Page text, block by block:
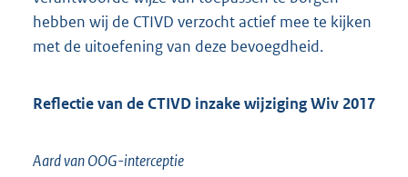
hebben wij de CTIVD verzocht actief mee te kijken
met de uitoefening van deze bevoegdheid.
Reflectie van de CTIVD inzake wijziging Wiv 2017
Aard van OOG-interceptie